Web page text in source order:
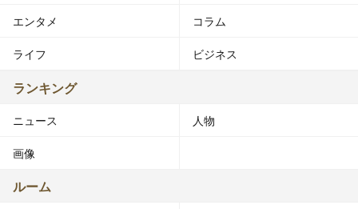
エンタメ コラム
ライフ ビジネス
ランキング
ニュース 人物
画像
ルーム